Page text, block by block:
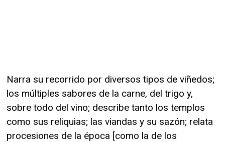
Narra su recorrido por diversos tipos de viñedos;
los múltiples sabores de la carne, del trigo y,
sobre todo del vino; describe tanto los templos
como sus reliquias; las viandas y su sazón; relata
procesiones de la época [como la de los